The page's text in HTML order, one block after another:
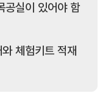
공실이 있어야 함
체험키트 적재